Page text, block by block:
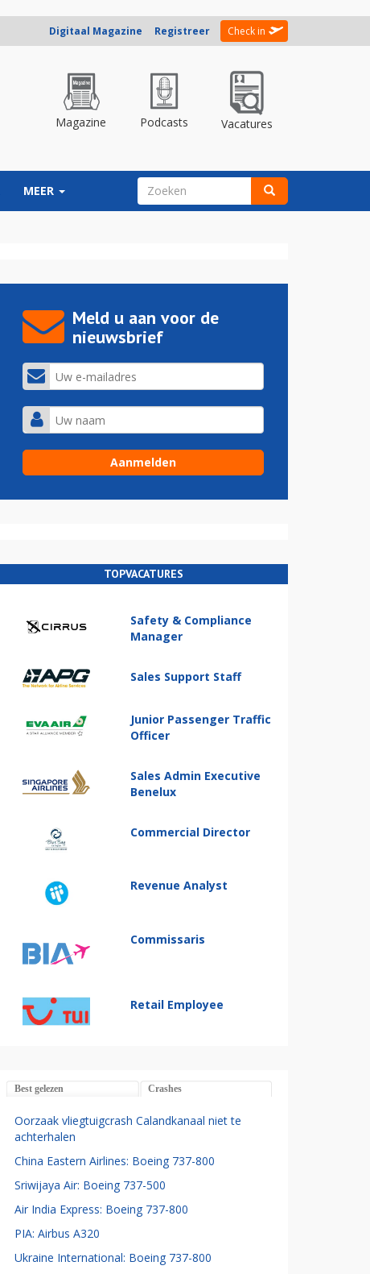
Digitaal Magazine Registreer Check in
Magazine Podcasts Vacatures
MEER ZOEKVELD
Meld u aan voor de
nieuwsbrief
TOPVACATURES
Safety & Compliance
Manager
Sales Support Staff
Junior Passenger Traffic
Officer
Sales Admin Executive
Benelux
Commercial Director
Revenue Analyst
Commissaris
Retail Employee
Best gelezen Crashes
Oorzaak vliegtuigcrash Calandkanaal niet te
achterhalen
China Eastern Airlines: Boeing 737-800
Sriwijaya Air: Boeing 737-500
Air India Express: Boeing 737-800
PIA: Airbus A320
Ukraine International: Boeing 737-800